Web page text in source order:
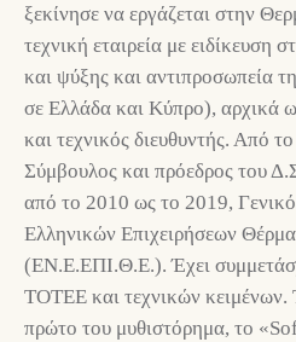
ξεκίνησε να εργάζεται στην
τεχνική εταιρεία με ειδίκευση
και ψύξης και αντιπροσωπεία
σε Ελλάδα και Κύπρο), αρχικά
και τεχνικός διευθυντής. Από
Σύμβουλος και πρόεδρος του
από το 2010 ως το 2019,
Ελληνικών Επιχειρήσεων
(ΕΝ.Ε.ΕΠΙ.Θ.Ε.). Έχει
ΤΟΤΕΕ και τεχνικών κειμένων.
πρώτο του μυθιστόρημα, το